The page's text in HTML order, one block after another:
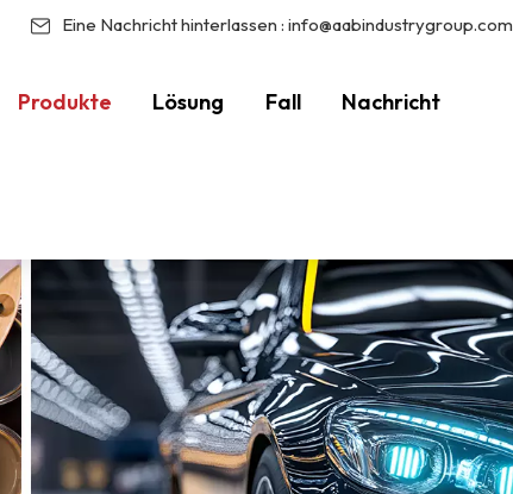
Eine Nachricht hinterlassen : info@aabindustrygroup.com
Produkte Lösung Fall Nachricht